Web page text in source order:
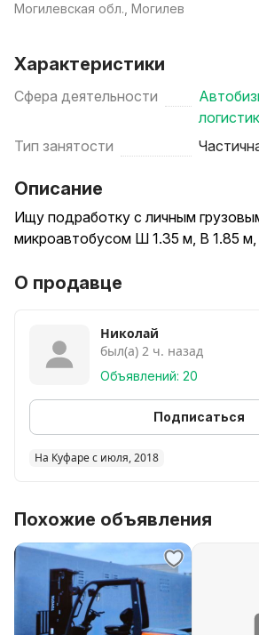
Могилевская обл., Могилев
Характеристики
Сфера деятельности
Тип занятости
Описание
Ищу подработку с личным
микроавтобусом Ш 1.35 м, В 1.85
О продавце
Николай
был(а) 2 ч. назад
Объявлений: 20
Подписаться
На Куфаре с июля, 2018
Похожие объявления